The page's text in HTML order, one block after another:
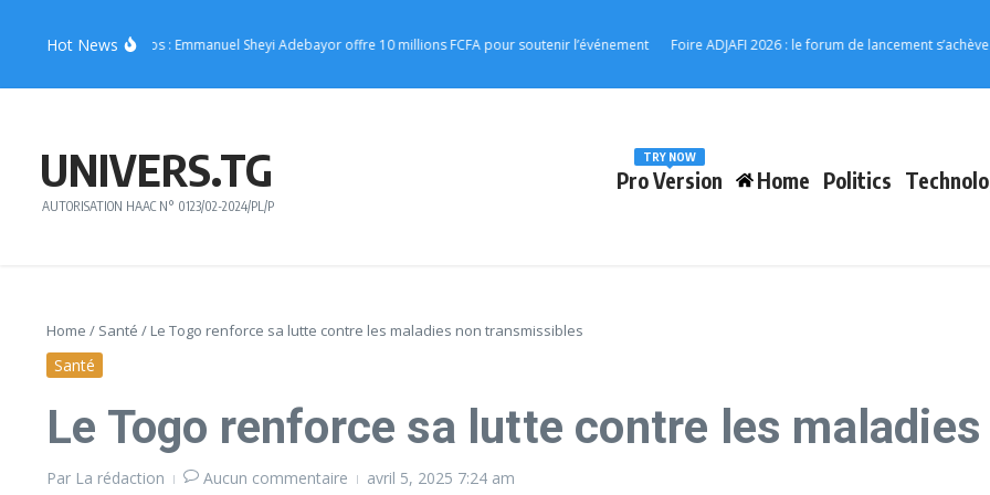
Hot News
de Joachin Migos : Emmanuel Sheyi Adebayor offre 10 millions FCFA pour soutenir l’événement Foire ADJAFI 2026 : le forum de lancement s’achève à
UNIVERS.TG
AUTORISATION HAAC N° 0123/02-2024/PL/P
Pro Version
TRY NOW
Home Politics
Home / Santé / Le Togo renforce sa lutte contre les maladies non transmissibles
Santé
Le Togo renforce sa lutte contre les
Par La rédaction Aucun commentaire avril 5, 2025 7:24 am